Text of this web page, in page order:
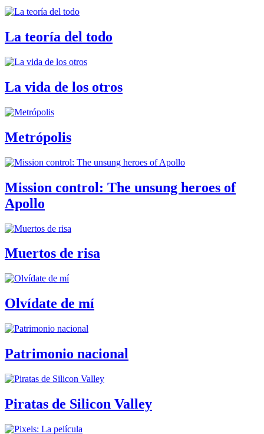
La teoría del todo
La vida de los otros
Metrópolis
Mission control: The unsung heroes of
Apollo
Muertos de risa
Olvídate de mí
Patrimonio nacional
Piratas de Silicon Valley